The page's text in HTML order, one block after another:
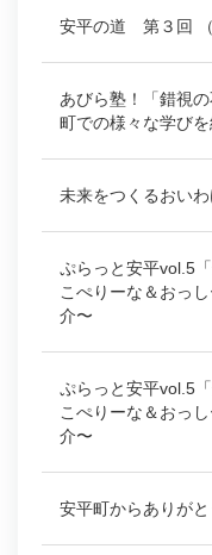
安平の道 第３回 （
あびら塾！「錯視
町での様々な学び
未来をつくるおい
ぷらっと安平vol.5
こぺりーな＆おっ
介〜
ぷらっと安平vol.5
こぺりーな＆おっ
介〜
安平町からありがと